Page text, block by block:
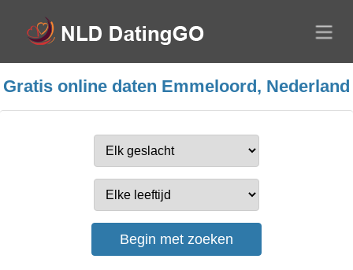
Gratis online daten Emmeloord, Nederland